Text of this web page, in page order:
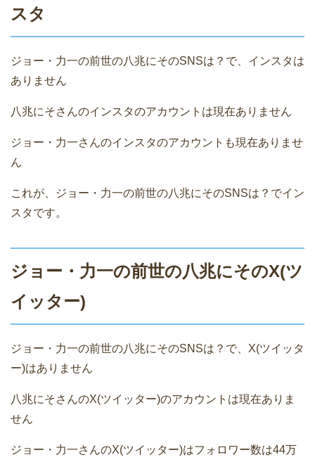
スタ
ジョー・力一の前世の八兆にそのSNSは？で、インスタは
ありません
八兆にそさんのインスタのアカウントは現在ありません
ジョー・力一さんのインスタのアカウントも現在ありませ
ん
これが、ジョー・力一の前世の八兆にそのSNSは？でイン
スタです。
ジョー・力一の前世の八兆にそのX(ツ
イッター)
ジョー・力一の前世の八兆にそのSNSは？で、X(ツイッタ
ー)はありません
八兆にそさんのX(ツイッター)のアカウントは現在ありま
せん
ジョー・力一さんのX(ツイッター)はフォロワー数は44万